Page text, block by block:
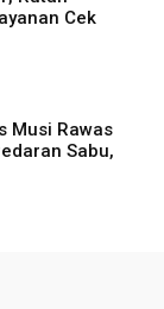
Cek
Musi Rawas
Sabu,